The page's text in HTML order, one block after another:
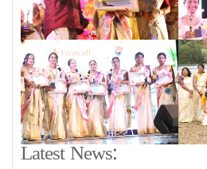
Latest News: